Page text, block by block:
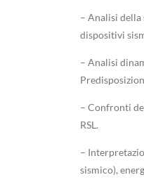
– Analisi
dispositivi
– Analisi
– Confronti
RSL.
–
sismico),